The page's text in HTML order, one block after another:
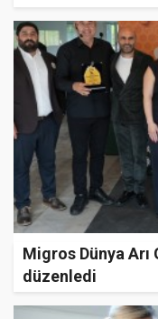
Migros Dünya Arı
düzenledi